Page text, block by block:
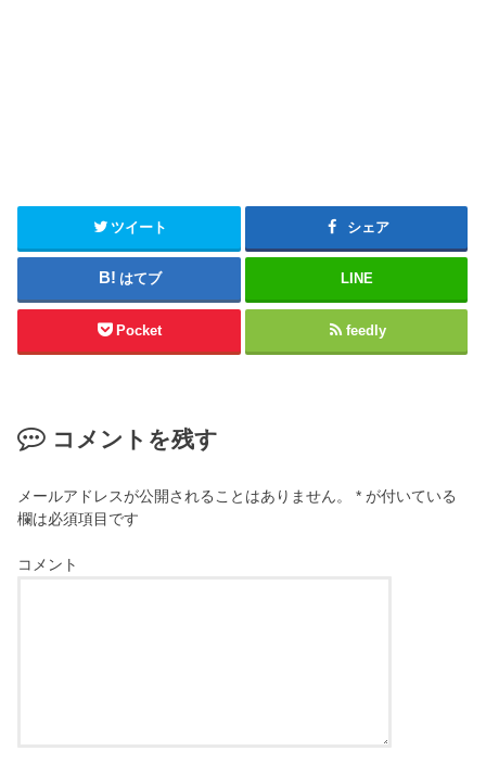
ツイート シェア
はてブ LINE
Pocket feedly
コメントを残す
メールアドレスが公開されることはありません。 * が付いている
欄は必須項目です
コメント